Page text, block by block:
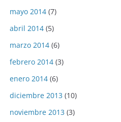
mayo 2014 (7)
abril 2014 (5)
marzo 2014 (6)
febrero 2014 (3)
enero 2014 (6)
diciembre 2013 (10)
noviembre 2013 (3)